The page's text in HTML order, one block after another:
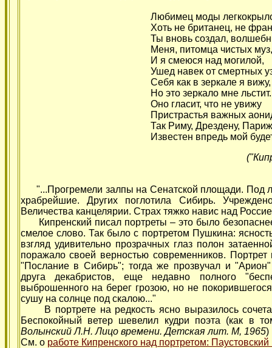
Любимец моды
Хоть не британец, не
Ты вновь создал,
Меня, питомца чистых
И я смеюся над могилой,
Ушед навек от смертных
Себя как в зеркале я вижу,
Но это зеркало мне льстит.
Оно гласит, что не увижу
Пристрастья важных
Так Риму, Дрездену,
Известен впредь мой
"...Прогремели залпы на Сенатской площади. Под
храбрейшие. Других поглотила Сибирь.
Величества канцелярии. Страх тяжко навис над
Кипренский писал портреты – это было
смелое слово. Так было с портретом Пушкина:
взгляд удивительно прозрачных глаз полон
поражало своей верностью современников.
"Послание в Сибирь"; тогда же прозвучал и "Арион"
друга декабристов, еще недавно полного
выброшенного на берег грозою, но не
сушу на солнце под скалою..."
В портрете на редкость ясно выразилось
Беспокойный ветер шевелил кудри поэта (как в
Волынский Л.Н. Лицо времени. Детская лит. М, 1965)
См. о работе Кипренского над портретом: